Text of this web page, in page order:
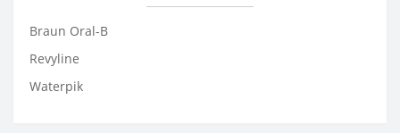
Braun Oral-B
Revyline
Waterpik